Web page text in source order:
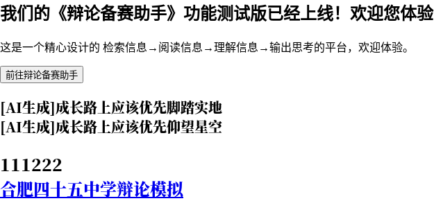
我们的《辩论备赛助手》功能测试版已经上线！欢迎您体验
这是一个精心设计的 检索信息→阅读信息→理解信息→输出思考的平台，欢迎体验。
前往辩论备赛助手
[AI生成]成长路上应该优先脚踏实地
[AI生成]成长路上应该优先仰望星空
111222
合肥四十五中学辩论模拟